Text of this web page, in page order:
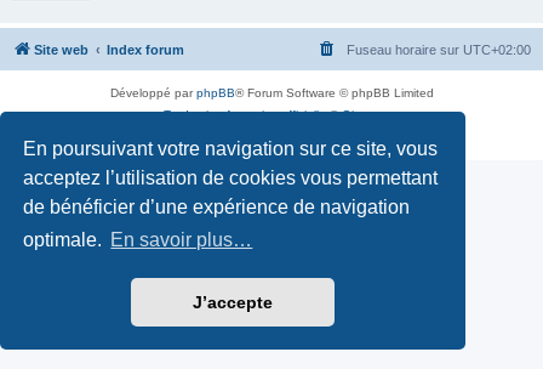
En poursuivant votre navigation sur ce site, vous
acceptez l’utilisation de cookies vous permettant
de bénéficier d’une expérience de navigation
optimale. En savoir plus…
J’accepte
Site web Index forum Fuseau horaire sur UTC+02:00
Développé parphpBB® Forum Software © phpBB Limited
Traduction française officielle©Qiaeru